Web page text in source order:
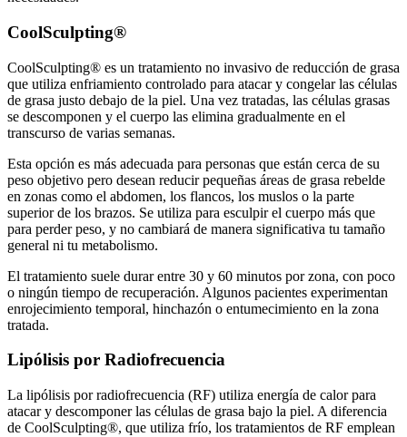
CoolSculpting®
CoolSculpting® es un tratamiento no invasivo de reducción de grasa
que utiliza enfriamiento controlado para atacar y congelar las células
de grasa justo debajo de la piel. Una vez tratadas, las células grasas
se descomponen y el cuerpo las elimina gradualmente en el
transcurso de varias semanas.
Esta opción es más adecuada para personas que están cerca de su
peso objetivo pero desean reducir pequeñas áreas de grasa rebelde
en zonas como el abdomen, los flancos, los muslos o la parte
superior de los brazos. Se utiliza para esculpir el cuerpo más que
para perder peso, y no cambiará de manera significativa tu tamaño
general ni tu metabolismo.
El tratamiento suele durar entre 30 y 60 minutos por zona, con poco
o ningún tiempo de recuperación. Algunos pacientes experimentan
enrojecimiento temporal, hinchazón o entumecimiento en la zona
tratada.
Lipólisis por Radiofrecuencia
La lipólisis por radiofrecuencia (RF) utiliza energía de calor para
atacar y descomponer las células de grasa bajo la piel. A diferencia
de CoolSculpting®, que utiliza frío, los tratamientos de RF emplean